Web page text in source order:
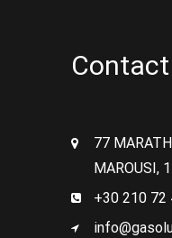
Contact
77
MAROUSI,
+30 210 72